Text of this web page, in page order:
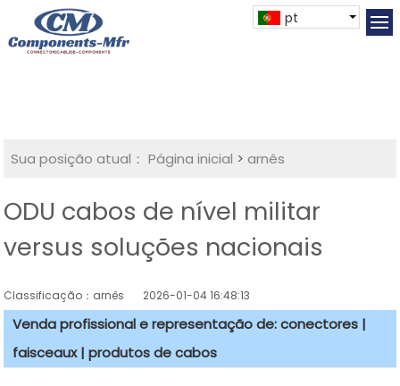
pt
Sua posição atual： Página inicial >arnês
ODU cabos de nível militar
versus soluções nacionais
Classificação：arnês 2026-01-04 16:48:13
Venda profissional e representação de: conectores |
faisceaux | produtos de cabos